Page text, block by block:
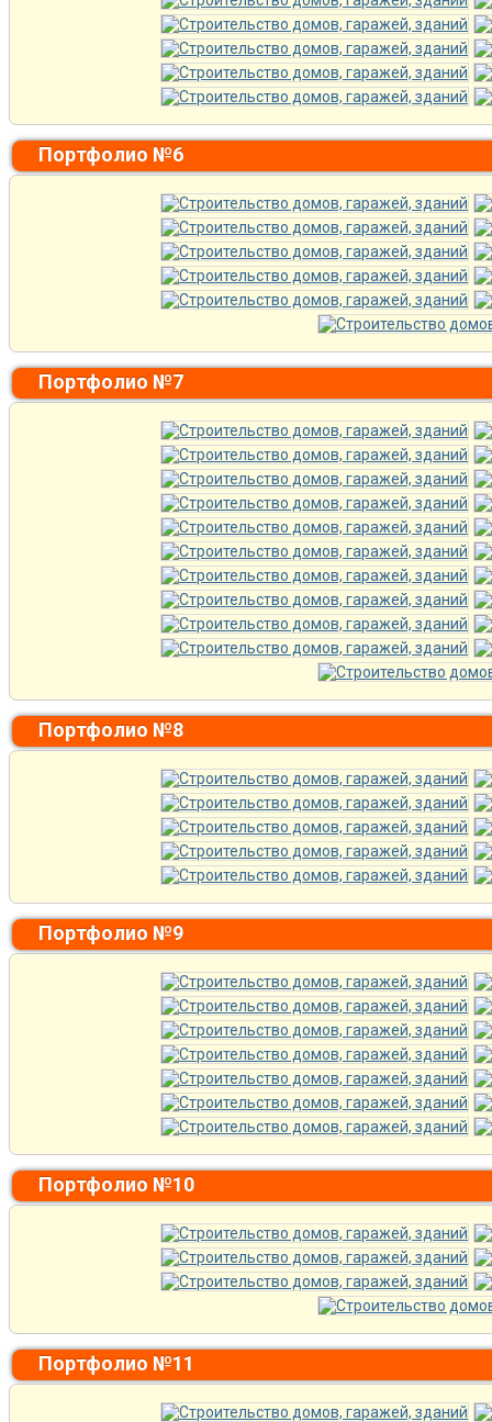
Портфолио №6
Портфолио №7
Портфолио №8
Портфолио №9
Портфолио №10
Портфолио №11